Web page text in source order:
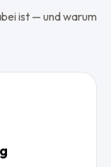
ist — und warum